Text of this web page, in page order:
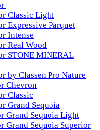
Classic Light
Expressive Parquet
Intense
Real Wood
STONE MINERAL
by Classen Pro Nature
Chevron
Classic
Grand Sequoia
Grand Sequoia Light
Grand Sequoia Superior